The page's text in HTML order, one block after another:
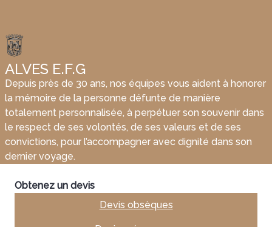
ALVES E.F.G
Depuis près de 30 ans, nos équipes vous aident à honorer
la mémoire de la personne défunte de manière
totalement personnalisée, à perpétuer son souvenir dans
le respect de ses volontés, de ses valeurs et de ses
convictions, pour l’accompagner avec dignité dans son
dernier voyage.
Obtenez un devis
Devis obsèques